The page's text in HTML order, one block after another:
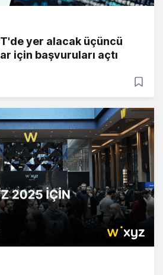
yer alacak üçüncü
için başvuruları açtı